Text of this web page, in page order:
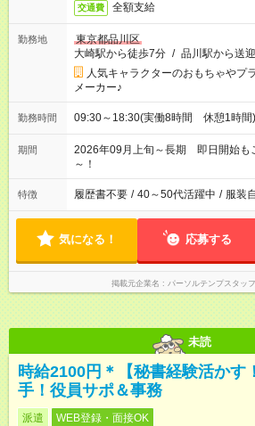
交通費 全額支給
勤務地
東京都品川区
大崎駅から徒歩7分 / 品川駅から送
人気キャラクターのおもちゃやプ
メーカー♪
勤務時間 09:30～18:30(実働8時間 休憩1時間)
期間
2026年09月上旬～長期 即日開始
～！
特徴 履歴書不要 / 40～50代活躍中 / 服装
気になる！ 応募する
掲載元企業名 パーソルテンプスタッ
未読
時給2100円＊【秘書経験活かす
手！役員サポ＆事務
派遣 WEB登録・面接OK